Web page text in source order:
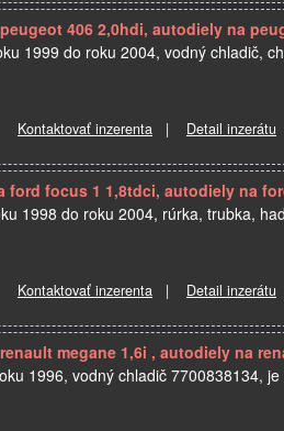
406 2,0hdi, autodiely na
1999 do roku 2004, vodný chladič,
Kontaktovať inzerenta | Detail inzerátu
ford focus 1 1,8tdci, autodiely na
1998 do roku 2004, rúrka, trubka,
Kontaktovať inzerenta | Detail inzerátu
megane 1,6i , autodiely na
1996, vodný chladič 7700838134,